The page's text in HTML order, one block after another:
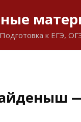
Подготовка к ЕГЭ,